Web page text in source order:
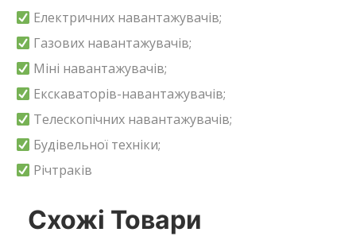
Електричних навантажувачів;
Газових навантажувачів;
Міні навантажувачів;
Екскаваторів-навантажувачів;
Телескопічних навантажувачів;
Будівельної техніки;
Річтраків
Схожі Товари